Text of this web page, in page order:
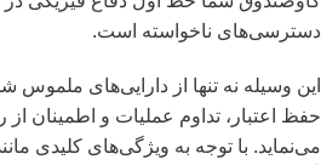
دسترسی‌های ناخواسته است.
این وسیله نه تنها از دارایی‌های
حفظ اعتبار، تداوم عملیات و اطمینان
می‌نماید. با توجه به ویژگی‌های کلیدی